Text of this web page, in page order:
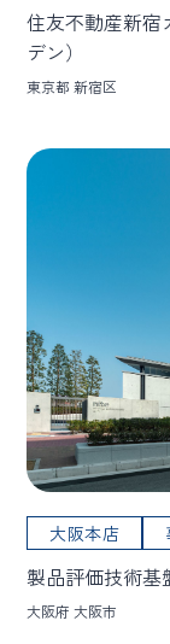
住友不動産新宿
デン）
東京都 新宿区
大阪本店
製品評価技術
大阪府 大阪市